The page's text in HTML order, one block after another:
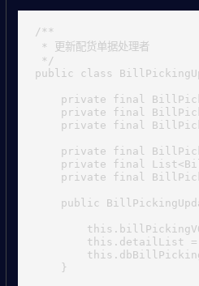
/**
* 更新配货单据处理者
*/
public class
private final
private final
private final
private final
private final
private final
public
this.detailList
    }